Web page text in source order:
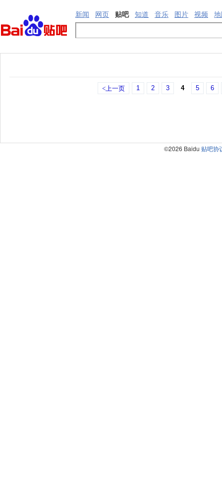
新闻 网页 贴吧 知道 音乐 图片 视频
<上一页 1 2 3 4 5 6
©2026 Baidu 贴吧协